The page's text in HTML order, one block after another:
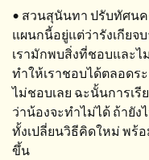
• สวนสุนันทา ปรับทัศนค
แผนกนี้อยู่แต่ว่ารังเกียจ
เรามักพบสิ่งที่ชอบและ
ทำให้เราชอบได้ตลอดร
ไม่ชอบเลย ฉะนั้นการเ
ว่าน้องจะทำไม่ได้ ถ้ายั
ทั้งเปลี่ยนวิธีคิดใหม่ พร้
ขึ้น